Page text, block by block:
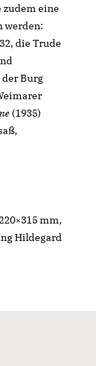
zudem eine
werden:
die Trude
der Burg
(1935)
mm,
Hildegard